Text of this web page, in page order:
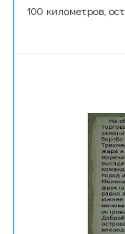
100 километров,